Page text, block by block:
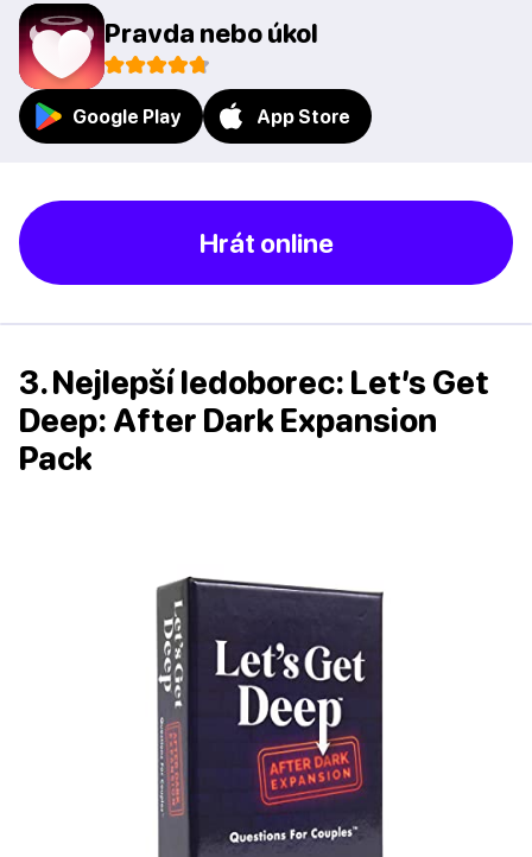
Pravda nebo úkol
Google Play App Store
Hrát online
3. Nejlepší ledoborec: Let’s Get
Deep: After Dark Expansion
Pack